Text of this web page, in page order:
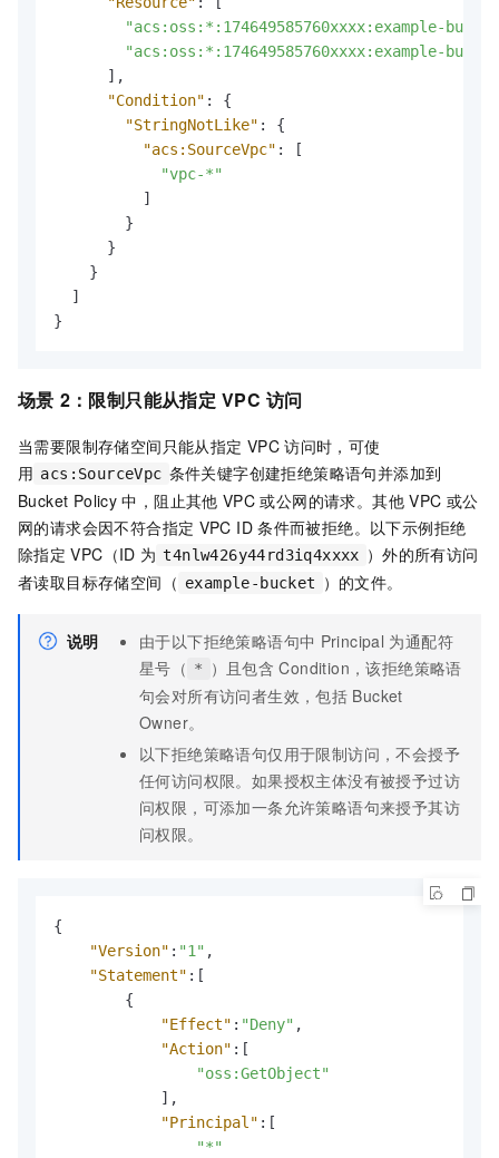
"acs:oss:*:174649585760xxxx:example-
"acs:oss:*:174649585760xxxx:example-
] ,
"Condition" :
{
"StringNotLike" :
{
"acs:SourceVpc" :
[
"vpc-*"
]
}
}
}
]
}
场景 2：限制只能从指定 VPC 访问
当需要限制存储空间只能从指定 VPC 访问时，可使
用 acs:SourceVpc 条件关键字创建拒绝策略语句并添加到
Bucket Policy 中，阻止其他 VPC 或公网的请求。其他 VPC 或公
网的请求会因不符合指定 VPC ID 条件而被拒绝。以下示例拒绝
除指定 VPC（ID 为 t4nlw426y44rd3iq4xxxx ）外的所有访问
者读取目标存储空间（ example-bucket ）的文件。
说明 由于以下拒绝策略语句中 Principal 为通配符
星号（ * ）且包含 Condition，该拒绝策略语
句会对所有访问者生效，包括 Bucket
Owner。
以下拒绝策略语句仅用于限制访问，不会授予
任何访问权限。如果授权主体没有被授予过访
问权限，可添加一条允许策略语句来授予其访
问权限。
{
"Version" : "1" ,
"Statement" : [
{
"Effect" : "Deny" ,
"Action" : [
"oss:GetObject"
] ,
"Principal" : [
"*"